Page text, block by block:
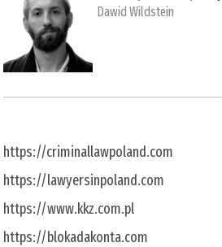
Dawid Wildstein
https://criminallawpoland.com
https://lawyersinpoland.com
https://www.kkz.com.pl
https://blokadakonta.com